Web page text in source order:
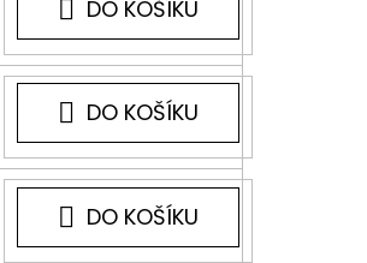
DO
KOŠÍKU
DO
KOŠÍKU
DO